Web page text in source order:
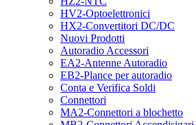
HV2-Optoelettronici
HX2-Convertitori DC/DC
Nuovi Prodotti
Autoradio Accessori
EA2-Antenne Autoradio
EB2-Plance per autoradio
Conta e Verifica Soldi
Connettori
MA2-Connettori a blochetto